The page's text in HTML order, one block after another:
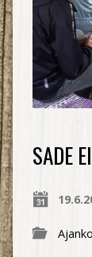
SADE